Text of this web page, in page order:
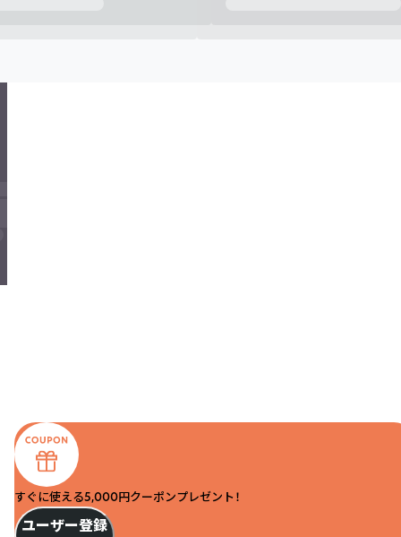
すぐに使える5,000円クーポンプレゼント！
ユーザー登録